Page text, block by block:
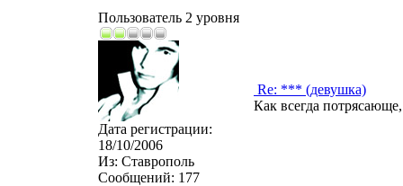
Пользователь 2 уровня
Дата регистрации:
18/10/2006
Из: Ставрополь
Сообщений: 177
Re: *** (девушка)
Как всегда